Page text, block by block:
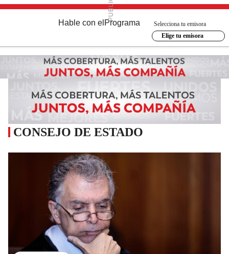
Hable con el Programa
Selecciona tu emisora
Elige tu emisora
CONSEJO DE ESTADO